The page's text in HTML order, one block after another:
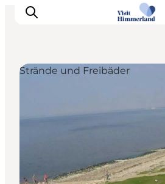
Natur
Reiseplanung
Strände und Freibäder